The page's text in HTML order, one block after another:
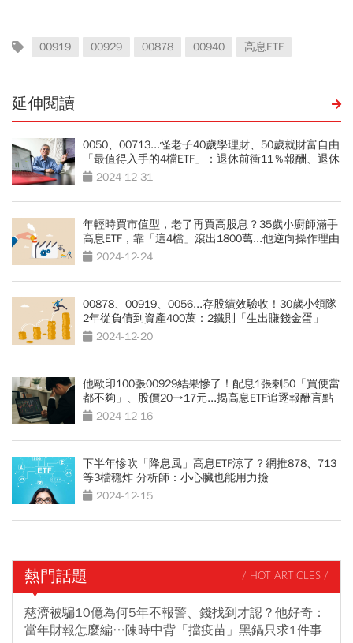
00919 00929 00878 00940 高息ETF
延伸閱讀
0050、00713...怪老子40歲學理財、50歲就財富自由
「最值得入手的4檔ETF」：退休前衝11％報酬、退休
後穩拿6％
2024-12-31
年輕時買市值型，老了再買高股息？35歲小廚師滿手
高息ETF，靠「這4檔」滾出1800萬...他逆向操作理由
曝光2024-12-24
00878、00919、0056...存股績效驗收！30歲小領隊
2年從負債到資產400萬：2鐵則「生出賺錢金蛋」
2024-12-20
他歐印100張00929結果慘了！配息1張剩50「買便當
都不夠」、股價20→17元...揭高息ETF追逐報酬盲點
2024-12-16
下半年慘吹「降息風」高息ETF涼了？網推878、713
等3檔穩炸 分析師：小心臟也能用力撿
2024-12-15
熱門話題 / HOT ARTICLES /
慈濟被騙10億為何5年不報警、錢找到才認？他好奇：
當年財報怎麼編…陳時中背「擋疫苗」黑鍋只求1件事